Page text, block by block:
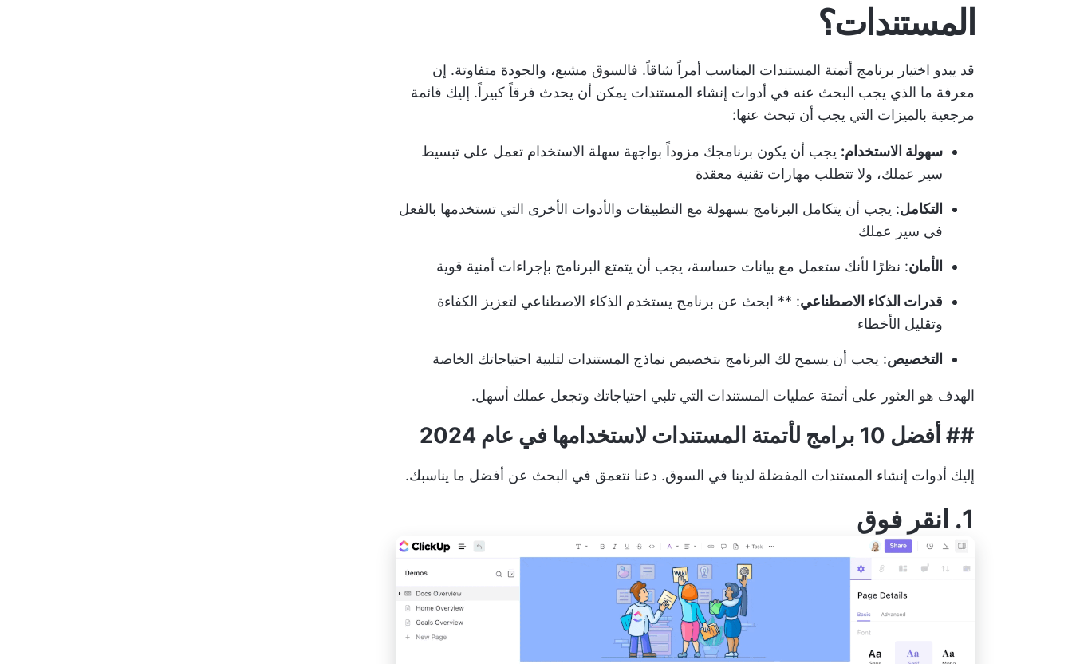
المستندات؟
قد يبدو اختيار برنامج أتمتة المستندات المناسب أمراً شاقاً. فالسوق مشبع، والجودة متفاوتة. إن
معرفة ما الذي يجب البحث عنه في أدوات إنشاء المستندات يمكن أن يحدث فرقاً كبيراً. إليك قائمة
مرجعية بالميزات التي يجب أن تبحث عنها:
سهولة الاستخدام: يجب أن يكون برنامجك مزوداً بواجهة سهلة الاستخدام تعمل على تبسيط
سير عملك، ولا تتطلب مهارات تقنية معقدة
التكامل: يجب أن يتكامل البرنامج بسهولة مع التطبيقات والأدوات الأخرى التي تستخدمها بالفعل
في سير عملك
الأمان: نظرًا لأنك ستعمل مع بيانات حساسة، يجب أن يتمتع البرنامج بإجراءات أمنية قوية
قدرات الذكاء الاصطناعي: ** ابحث عن برنامج يستخدم الذكاء الاصطناعي لتعزيز الكفاءة
وتقليل الأخطاء
التخصيص: يجب أن يسمح لك البرنامج بتخصيص نماذج المستندات لتلبية احتياجاتك الخاصة
الهدف هو العثور على أتمتة عمليات المستندات التي تلبي احتياجاتك وتجعل عملك أسهل.
## أفضل 10 برامج لأتمتة المستندات لاستخدامها في عام 2024
إليك أدوات إنشاء المستندات المفضلة لدينا في السوق. دعنا نتعمق في البحث عن أفضل ما يناسبك.
1. انقر فوق